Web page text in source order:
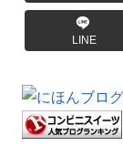
LINE